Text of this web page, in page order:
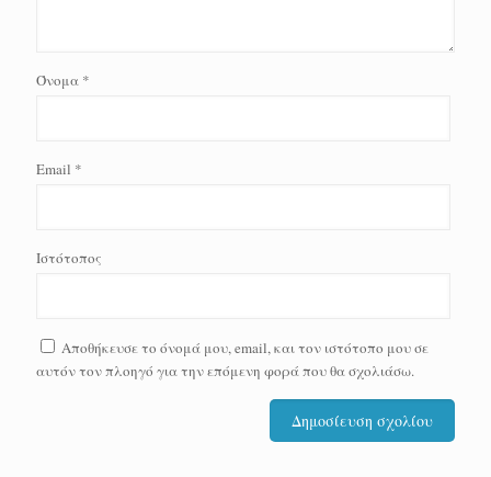
Όνομα *
Email *
Ιστότοπος
Αποθήκευσε το όνομά μου, email, και τον ιστότοπο μου σε
αυτόν τον πλοηγό για την επόμενη φορά που θα σχολιάσω.